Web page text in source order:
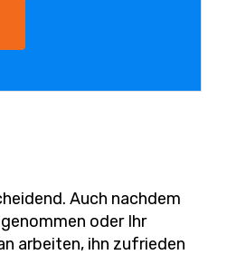
Auch nachdem
oder Ihr
arbeiten, ihn zufrieden